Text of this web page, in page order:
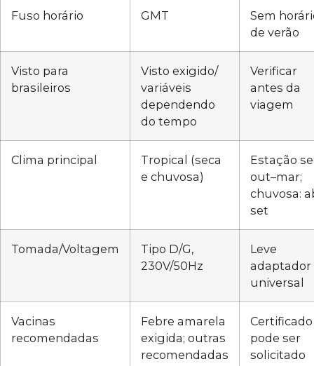
Fuso horário GMT
Sem
de verão
Visto para
brasileiros
Visto exigido/
variáveis
dependendo
do tempo
Verificar
antes da
viagem
Clima principal
Tropical (seca
e chuvosa)
Estação
out–mar;
chuvosa:
set
Tomada/Voltagem
Tipo D/G,
230V/50Hz
Leve
adaptador
universal
Vacinas
recomendadas
Febre amarela
exigida; outras
recomendadas
Certificado
pode ser
solicitado